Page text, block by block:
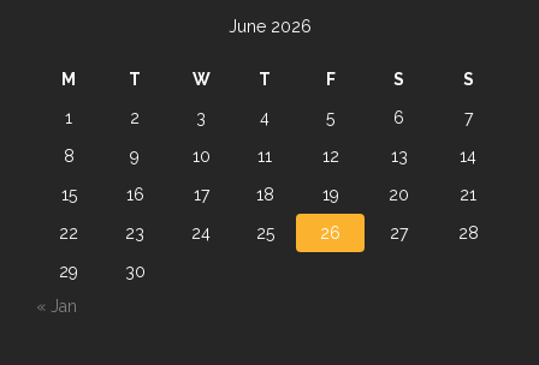
June 2026
M T W T F S
S
1
2 3 4 5 6
7
8
9 10 11 12 13
14
15
16 17 18 19 20
21
22
23 24 25 26 27
28
29
30
« Jan